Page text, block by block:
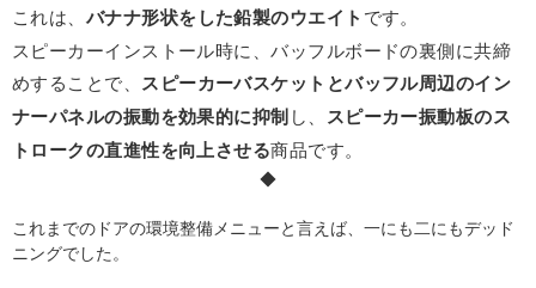
これは、 バナナ形状をした鉛製のウエイト です。
スピーカーインストール時に、バッフルボードの裏側に共締
めすることで、 スピーカーバスケットとバッフル周辺のイン
ナーパネルの振動を効果的に抑制し、 スピーカー振動板のス
トロークの直進性を向上させる商品です。
◆
これまでのドアの環境整備メニューと言えば、一にも二にもデッド
ニングでした。